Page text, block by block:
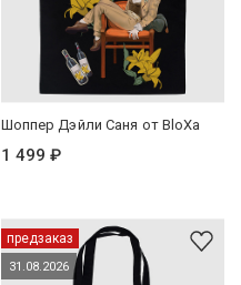
Шоппер Дэйли Саня от BloXa
1 499 ₽
предзаказ
31.08.2026